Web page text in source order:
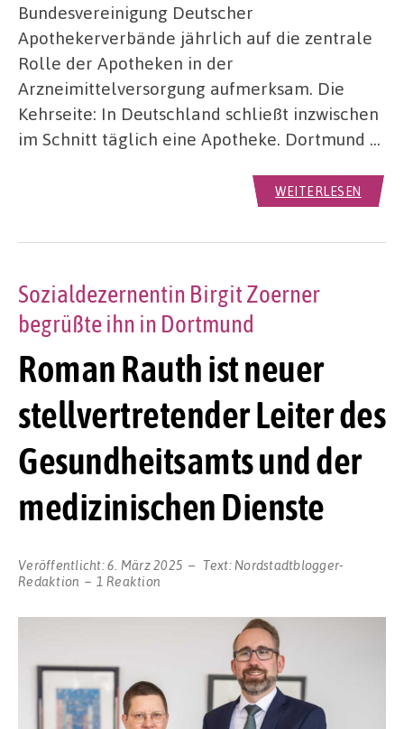
Bundesvereinigung Deutscher
Apothekerverbände jährlich auf die zentrale
Rolle der Apotheken in der
Arzneimittelversorgung aufmerksam. Die
Kehrseite: In Deutschland schließt inzwischen
im Schnitt täglich eine Apotheke. Dortmund …
WEITERLESEN
Roman Rauth ist neuer
stellvertretender Leiter des
Gesundheitsamts und der
medizinischen Dienste
Sozialdezernentin Birgit Zoerner
begrüßte ihn in Dortmund
Veröffentlicht:6. März 2025 Text: Nordstadtblogger-
Redaktion
1 Reaktion